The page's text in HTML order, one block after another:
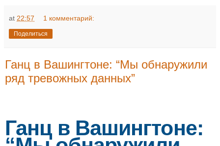
at 22:57 1 комментарий:
Поделиться
Ганц в Вашингтоне: “Мы обнаружили
ряд тревожных данных”
Ганц в Вашингтоне: